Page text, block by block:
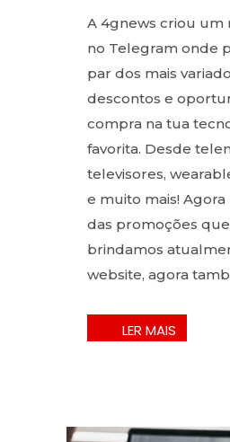
A 4gnews criou um
no Telegram onde
par dos mais
descontos e
compra na tua
favorita. Desde
televisores,
e muito mais! Agora
das promoções
brindamos
website, agora